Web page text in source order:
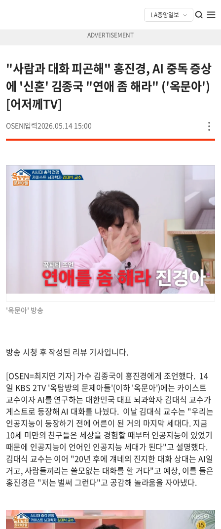
"사람과 대화 피곤해" 홍진경, AI 중독 증상
에 '신혼' 김종국 "연애 좀 해라" ('옥문아')
[어저께TV]
OSEN 2026.05.14 15:00
'옥문아' 방송
방송 시청 후 작성된 리뷰 기사입니다.
[OSEN=최지연 기자] 가수 김종국이 홍진경에게 조언했다. 14
일 KBS 2TV '옥탑방의 문제아들'(이하 '옥문아')에는 카이스트
교수이자 AI를 연구하는 대한민국 대표 뇌과학자 김대식 교수가
게스트로 등장해 AI 대화를 나눴다. 이날 김대식 교수는 "우리는
인공지능이 등장하기 전에 어른이 된 거의 마지막 세대다. 지금
10세 미만의 친구들은 세상을 경험할 때부터 인공지능이 있었기
때문에 인공지능이 언어인 인공지능 세대가 된다"고 설명했다.
김대식 교수는 이어 "20년 후에 걔네의 진지한 대화 상대는 AI일
거고, 사람들끼리는 쓸모없는 대화를 할 거다"고 예상, 이를 들은
홍진경은 "저는 벌써 그런다"고 공감해 놀라움을 자아냈다.